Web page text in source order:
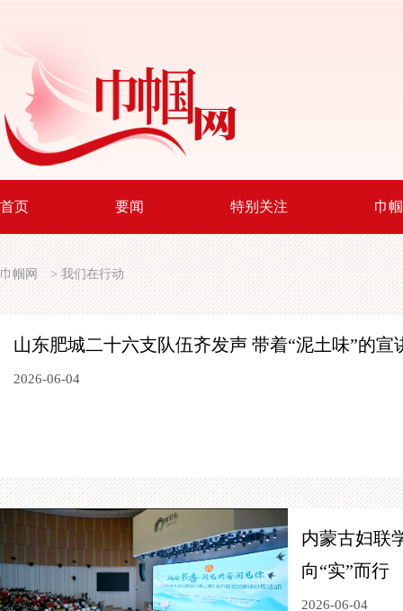
首页 要闻 特别关注 巾
巾帼网 >我们在行动
山东肥城二十六支队伍齐发声 带着“泥土味”的宣
2026-06-04
内蒙古妇联
向“实”而行
2026-06-04